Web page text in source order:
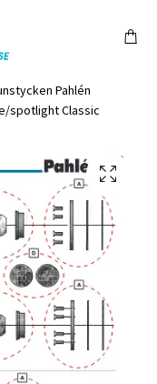
Pahlén
spotlight Classic